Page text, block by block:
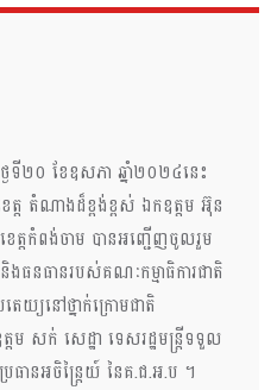
ៃទី២០ ខែឧសភា ឆ្នាំ២០២៤នេះ
ត តំណាងដ៏ខ្ពង់ខ្ពស់ ឯកឧត្ដម អ៊ុន
ដកំពង់ចាម បានអញ្ជេីញចូលរួម
ងធនធានរបស់គណៈកម្មាធិការជាតិ
េយ្យនៅថ្នាក់ក្រោមជាតិ
សក់ សេដ្ឋា ទេសរដ្ឋមន្ត្រីទទួល
ានអចិន្ត្រៃយ៍ នៃគ.ជ.អ.ប ។